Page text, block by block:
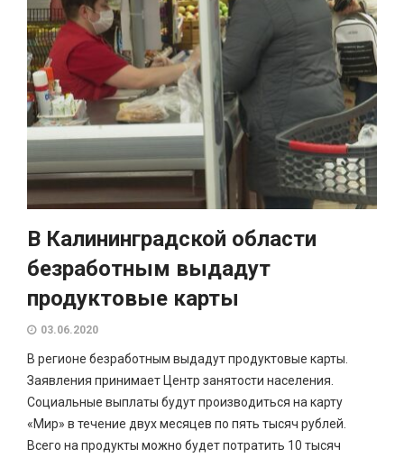
В Калининградской области
безработным выдадут
продуктовые карты
03.06.2020
В регионе безработным выдадут продуктовые карты.
Заявления принимает Центр занятости населения.
Социальные выплаты будут производиться на карту
«Мир» в течение двух месяцев по пять тысяч рублей.
Всего на продукты можно будет потратить 10 тысяч